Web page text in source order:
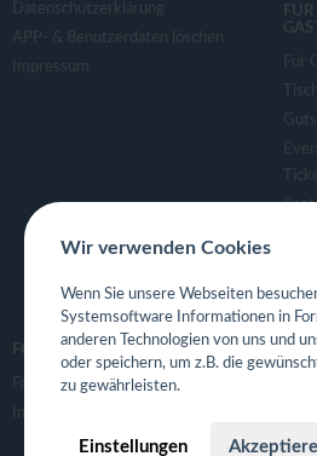
Datenschutzerklärung
APP- & Benutzerdaten löschen
Impressum
Für
FOLGE UNS
Facebook
Instagram
Wir verwenden Cookies
Wenn Sie unsere Webseiten
Systemsoftware Informationen in
anderen Technologien von uns und
oder speichern, um z.B. die
zu gewährleisten.
Einstellungen